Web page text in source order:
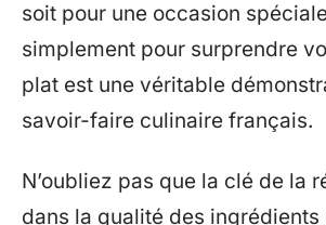
soit pour une occasion
simplement pour surprendre
plat est une véritable
savoir-faire culinaire français.
N’oubliez pas que la clé de la
dans la qualité des ingrédients